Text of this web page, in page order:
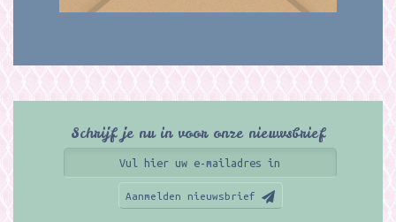
Schrijf je nu in voor onze nieuwsbrief
Aanmelden nieuwsbrief